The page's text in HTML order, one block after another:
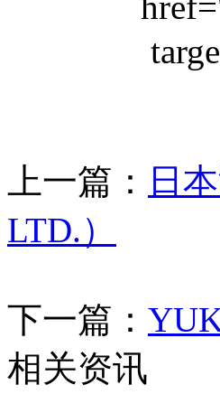
上一篇：
日
LTD.）
下一篇：
相关资讯